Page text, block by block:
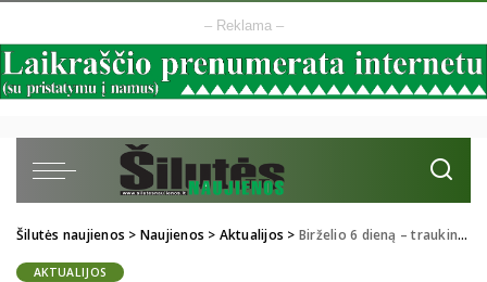
– Reklama –
Šilutės naujienos > Naujienos > Aktualijos > Birželio 6 dieną – traukiniais važiuosime 90 proc. pigiau
AKTUALIJOS